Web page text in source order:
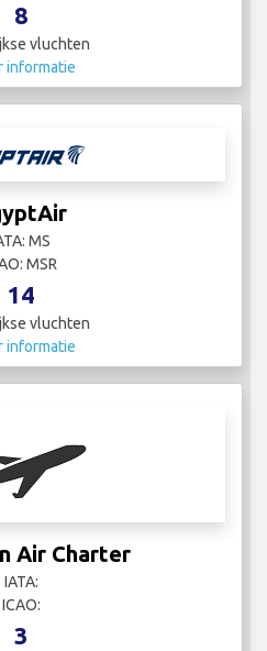
8
vluchten
informatie
MS
MSR
14
vluchten
informatie
Air Charter
IATA:
ICAO:
3